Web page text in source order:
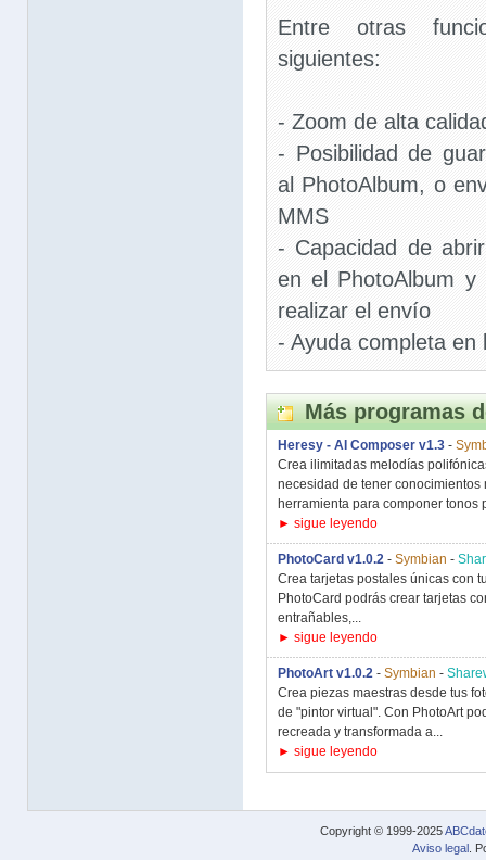
Entre otras
siguientes:
- Zoom de alta
- Posibilidad de
al PhotoAlbum, o
MMS
- Capacidad de
en el PhotoAlbum y
realizar el envío
- Ayuda completa en
Más programas
Heresy - AI Composer v1.3 -
Crea ilimitadas melodías
necesidad de tener conocimientos
herramienta para componer tonos
► sigue leyendo
PhotoCard v1.0.2 - Symbian -
Crea tarjetas postales únicas con
PhotoCard podrás crear tarjetas
entrañables,...
► sigue leyendo
PhotoArt v1.0.2 - Symbian -
Crea piezas maestras desde tus
de "pintor virtual". Con PhotoArt
recreada y transformada a...
► sigue leyendo
Copyright © 1999-2025
Aviso legal .